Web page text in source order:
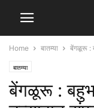
Home बातम्या बेंगळूरू :
बातम्या
बेंगळूरू :